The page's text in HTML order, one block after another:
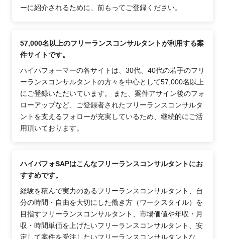
ーに紹介されるために、前もってご登録ください。
57,000名以上のフリーランスコンサルタントが利用する案
件サイトです。
ハイパフォーマーの各サイトは、30代、40代の若手のフリ
ーランスコンサルタントの方々を中心として57,000名以上
にご登録いただいています。 また、案件アサイン後のフォ
ローアップなど、ご登録者されたフリーランスコンサルタ
ントを支えるフォローが充実しているため、継続的にご活
用頂いております。
ハイパフォSAPはこんなフリーランスコンサルタントにお
すすめです。
経験を積んで実力のあるフリーランスコンサルタント、自
分の時間・自由を大切にした働き方（ワークスタイル）を
目指すフリーランスコンサルタント、市場価値や年収・月
収・時間単価を上げたいフリーランスコンサルタント、安
定して案件を受注したいフリーランスコンサルタントな